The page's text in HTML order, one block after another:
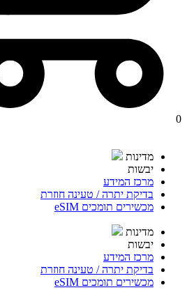
0
מדינות
יבשות
מרכז המידע
בדיקת יתרה / טעינה חוזרת
מכשירים תומכים eSIM
מדינות
יבשות
מרכז המידע
בדיקת יתרה / טעינה חוזרת
מכשירים תומכים eSIM